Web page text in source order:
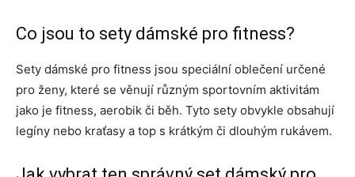
Co jsou to sety dámské pro fitness?
Sety dámské pro fitness jsou speciální oblečení určené
pro ženy, které se věnují různým sportovním aktivitám
jako je fitness, aerobik či běh. Tyto sety obvykle obsahují
legíny nebo kraťasy a top s krátkým či dlouhým rukávem.